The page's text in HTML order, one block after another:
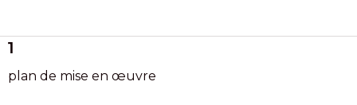
1
plan de mise en œuvre